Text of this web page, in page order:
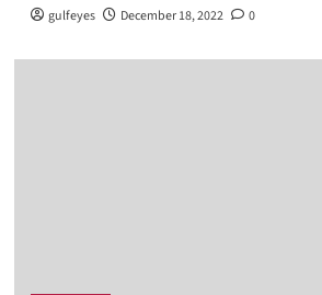
gulfeyes December 18, 2022 0